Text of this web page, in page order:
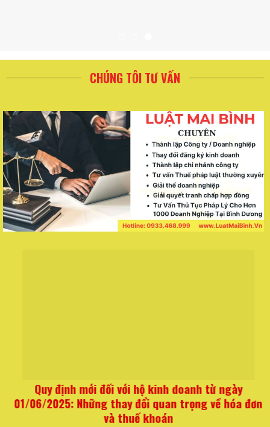
CHÚNG TÔI TƯ VẤN
Quy định mới đối với hộ kinh doanh từ ngày
01/06/2025: Những thay đổi quan trọng về hóa đơn
và thuế khoán